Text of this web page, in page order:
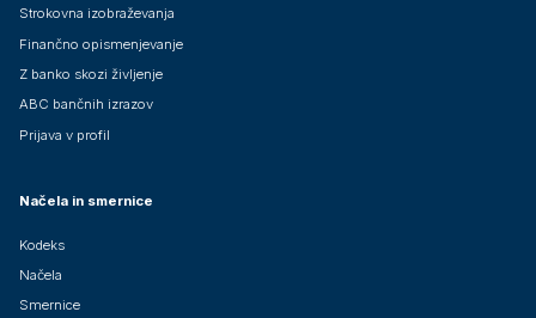
Strokovna izobraževanja
Finančno opismenjevanje
Z banko skozi življenje
ABC bančnih izrazov
Prijava v profil
Načela in smernice
Kodeks
Načela
Smernice